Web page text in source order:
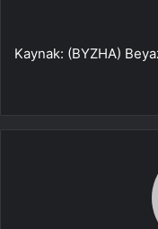
Kaynak: (BYZHA)